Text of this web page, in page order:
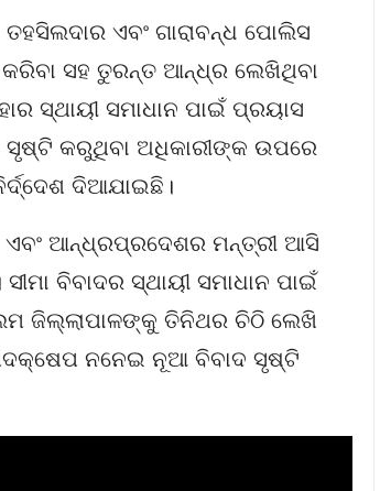
ଏବଂ ଗାରାବନ୍ଧ ପୋଲିସ
ସହ ତୁରନ୍ତ ଆନ୍ଧ୍ର ଲେଖିଥିବା
ସ୍ଥାୟୀ ସମାଧାନ ପାଇଁ ପ୍ରୟାସ
ସୃଷ୍ଟି କରୁଥିବା ଅଧିକାରୀଙ୍କ ଉପରେ
ଦିଆଯାଇଛି।
ଏବଂ ଆନ୍ଧ୍ରପ୍ରଦେଶର ମନ୍ତ୍ରୀ ଆସି
ବିବାଦର ସ୍ଥାୟୀ ସମାଧାନ ପାଇଁ
ଜିଲ୍ଲାପାଳଙ୍କୁ ତିନିଥର ଚିଠି ଲେଖି
ନନେଇ ନୂଆ ବିବାଦ ସୃଷ୍ଟି